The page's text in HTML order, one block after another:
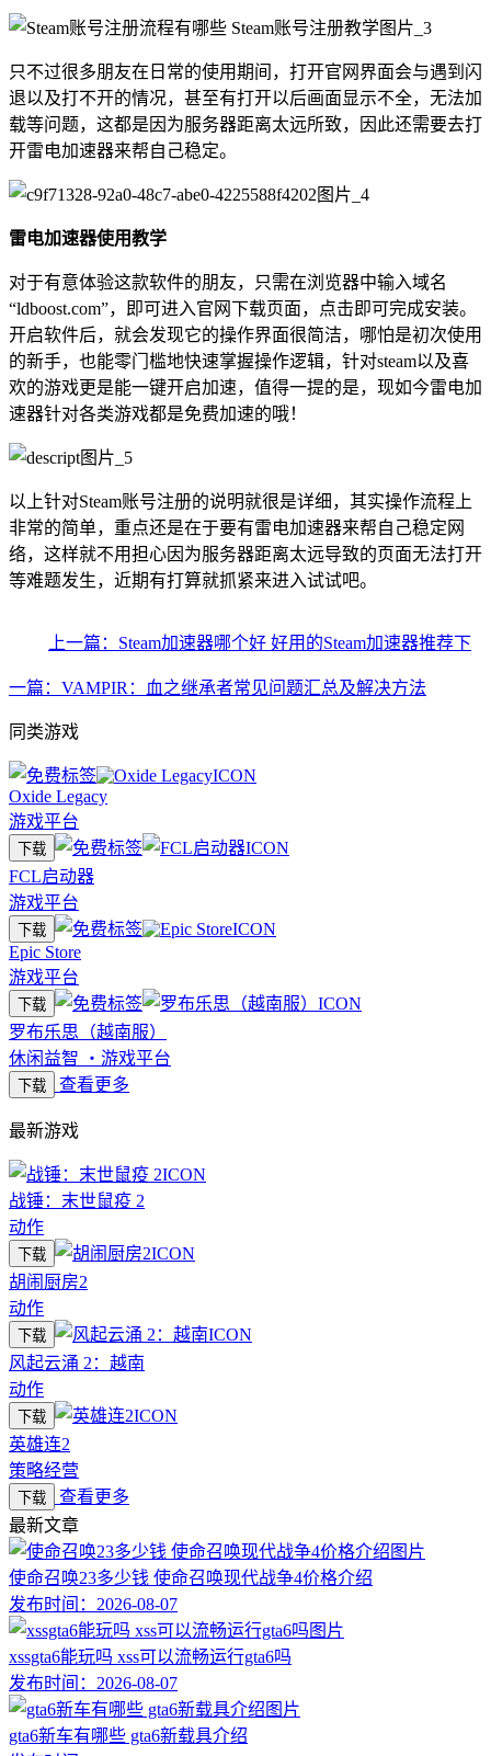
只不过很多朋友在日常的使用期间，打开官网界面会与遇到闪
退以及打不开的情况，甚至有打开以后画面显示不全，无法加
载等问题，这都是因为服务器距离太远所致，因此还需要去打
开雷电加速器来帮自己稳定。
雷电加速器使用教学
对于有意体验这款软件的朋友，只需在浏览器中输入域名
“ldboost.com”，即可进入官网下载页面，点击即可完成安装。
开启软件后，就会发现它的操作界面很简洁，哪怕是初次使用
的新手，也能零门槛地快速掌握操作逻辑，针对steam以及喜
欢的游戏更是能一键开启加速，值得一提的是，现如今雷电加
速器针对各类游戏都是免费加速的哦！
以上针对Steam账号注册的说明就很是详细，其实操作流程上
非常的简单，重点还是在于要有雷电加速器来帮自己稳定网
络，这样就不用担心因为服务器距离太远导致的页面无法打开
等难题发生，近期有打算就抓紧来进入试试吧。
上一篇：Steam加速器哪个好 好用的Steam加速器推荐下
一篇：VAMPIR：血之继承者常见问题汇总及解决方法
同类游戏
Oxide Legacy
游戏平台
下载
FCL启动器
游戏平台
下载
Epic Store
游戏平台
下载
罗布乐思（越南服）
休闲益智
・ 游戏平台
下载 查看更多
最新游戏
战锤：末世鼠疫 2
动作
下载
胡闹厨房2
动作
下载
风起云涌 2：越南
动作
下载
英雄连2
策略经营
下载
查看更多
最新文章
使命召唤23多少钱 使命召唤现代战争4价格介绍
发布时间： 2026-08-07
xssgta6能玩吗 xss可以流畅运行gta6吗
发布时间： 2026-08-07
gta6新车有哪些 gta6新载具介绍